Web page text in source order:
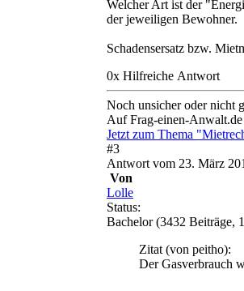
Welcher Art ist der
der jeweiligen Bewohner.
Schadensersatz bzw.
0x Hilfreiche Antwort
Noch unsicher oder nicht
Auf Frag-einen-Anwalt.de
Jetzt zum Thema
#3
Antwort vom 23. März
Von
Lolle
Status:
Bachelor (3432 Beiträge,
Zitat (von peitho):
Der Gasverbrauch